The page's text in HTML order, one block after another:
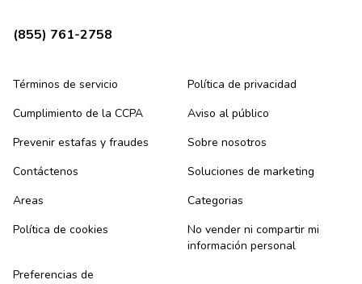
(855) 761-2758
Términos de servicio
Política de privacidad
Cumplimiento de la CCPA
Aviso al público
Prevenir estafas y fraudes
Sobre nosotros
Contáctenos
Soluciones de marketing
Areas
Categorias
Política de cookies
No vender ni compartir mi
información personal
Preferencias de